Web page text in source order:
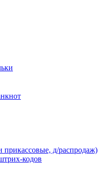
прикассовые, д/распродаж)
кодов